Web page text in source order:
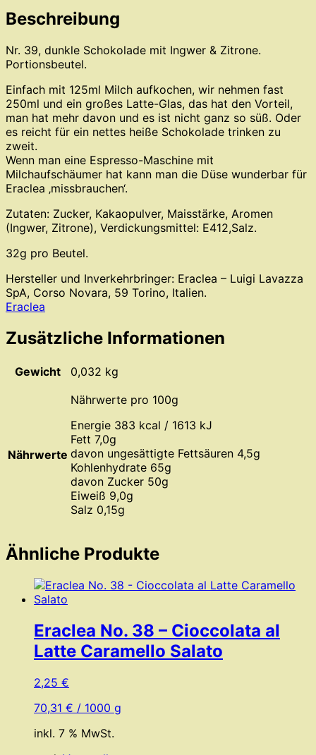
Beschreibung
Nr. 39, dunkle Schokolade mit Ingwer & Zitrone.
Portionsbeutel.
Einfach mit 125ml Milch aufkochen, wir nehmen fast
250ml und ein großes Latte-Glas, das hat den Vorteil,
man hat mehr davon und es ist nicht ganz so süß. Oder
es reicht für ein nettes heiße Schokolade trinken zu
zweit.
Wenn man eine Espresso-Maschine mit
Milchaufschäumer hat kann man die Düse wunderbar für
Eraclea ‚missbrauchen‘.
Zutaten: Zucker, Kakaopulver, Maisstärke, Aromen
(Ingwer, Zitrone), Verdickungsmittel: E412,Salz.
32g pro Beutel.
Hersteller und Inverkehrbringer: Eraclea – Luigi Lavazza
SpA, Corso Novara, 59 Torino, Italien.
Eraclea
Zusätzliche Informationen
Gewicht 0,032 kg
Nährwerte
Nährwerte pro 100g
Energie 383 kcal / 1613 kJ
Fett 7,0g
davon ungesättigte Fettsäuren 4,5g
Kohlenhydrate 65g
davon Zucker 50g
Eiweiß 9,0g
Salz 0,15g
Ähnliche Produkte
Eraclea No. 38 – Cioccolata al
Latte Caramello Salato
2,25 €
70,31 € / 1000 g
inkl. 7 % MwSt.